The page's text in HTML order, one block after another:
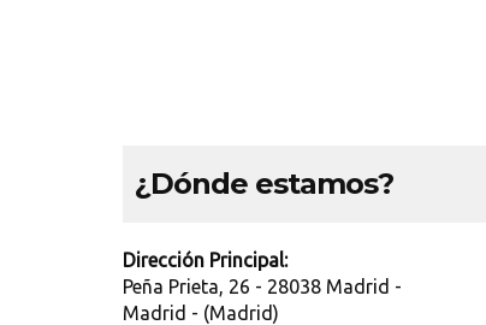
¿Dónde estamos?
Dirección Principal:
Peña Prieta, 26 - 28038 Madrid -
Madrid - (Madrid)